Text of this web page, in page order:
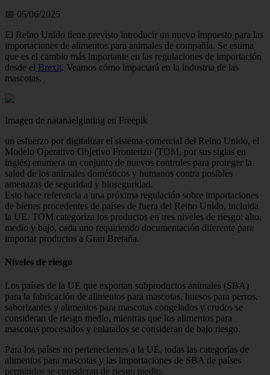
📅 05/06/2025
El Reino Unido tiene previsto introducir un nuevo impuesto para las
importaciones de alimentos para animales de compañía. Se estima
que es el cambio más importante en las regulaciones de importación
desde el Brexit. Veamos cómo impactará en la industria de las
mascotas.
Imagen de natanaelginting en Freepik
un esfuerzo por digitalizar el sistema comercial del Reino Unido, el
Modelo Operativo Objetivo Fronterizo (TOM, por sus siglas en
inglés) enumera un conjunto de nuevos controles para proteger la
salud de los animales domésticos y humanos contra posibles
amenazas de seguridad y bioseguridad.
Esto hace referencia a una próxima regulación sobre importaciones
de bienes procedentes de países de fuera del Reino Unido, incluida
la UE. TOM categoriza los productos en tres niveles de riesgo: alto,
medio y bajo, cada uno requiriendo documentación diferente para
importar productos a Gran Bretaña.
Niveles de riesgo
Los países de la UE que exportan subproductos animales (SBA)
para la fabricación de alimentos para mascotas, huesos para perros,
saborizantes y alimentos para mascotas congelados y crudos se
consideran de riesgo medio, mientras que los alimentos para
mascotas procesados y enlatados se consideran de bajo riesgo.
Para los países no pertenecientes a la UE, todas las categorías de
alimentos para mascotas y las importaciones de SBA de países
permitidos se consideran de riesgo medio.